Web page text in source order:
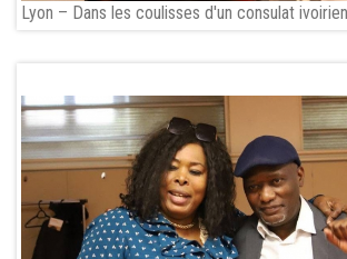
Lyon – Dans les coulisses d'un consulat